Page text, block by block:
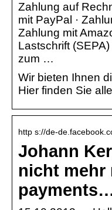
Zahlung auf
mit PayPal ·
Zahlung mit
Lastschrift
zum …
Wir bieten Ihnen
Hier finden Sie
http s://de-
Johann
nicht mehr